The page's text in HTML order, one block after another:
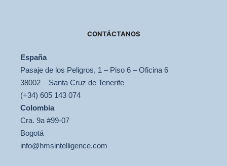
CONTÁCTANOS
España
Pasaje de los Peligros, 1 – Piso 6 – Oficina 6
38002 – Santa Cruz de Tenerife
(+34) 605 143 074
Colombia
Cra. 9a #99-07
Bogotá
info@hmsintelligence.com